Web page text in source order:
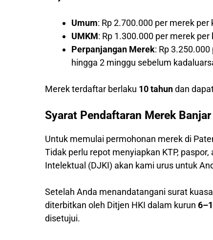
Umum: Rp 2.700.000 per merek per
UMKM: Rp 1.300.000 per merek
Perpanjangan Merek: Rp
hingga 2 minggu sebelum
Merek terdaftar berlaku 10 tahundan
Syarat Pendaftaran Merek Banjar
Untuk memulai permohonan merek di
Tidak perlu repot menyiapkan KTP,
Intelektual (DJKI) akan kami urus untuk
Setelah Anda menandatangani surat
diterbitkan oleh Ditjen HKI dalam kurun
disetujui.